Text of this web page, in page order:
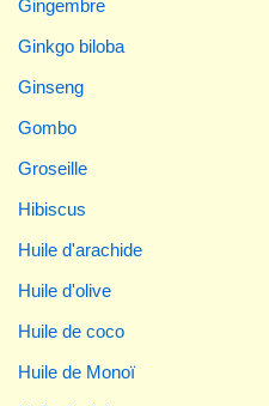
Gingembre
Ginkgo biloba
Ginseng
Gombo
Groseille
Hibiscus
Huile d'arachide
Huile d'olive
Huile de coco
Huile de Monoï